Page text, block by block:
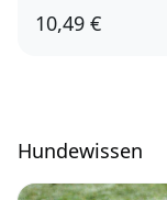
10,49 €
Hundewissen